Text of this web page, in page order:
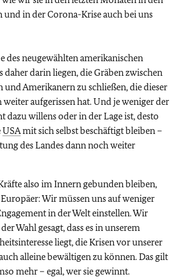
und in der Corona-Krise auch bei uns
des neugewählten amerikanischen
daher darin liegen, die Gräben zwischen
Amerikanern zu schließen, die dieser
aufgerissen hat. Und je weniger der
dazu willens oder in der Lage ist, desto
USAmit sich selbst beschäftigt bleiben –
des Landes dann noch weiter
also im Innern gebunden bleiben,
Wir müssen uns auf weniger
in der Welt einstellen. Wir
Wahl gesagt, dass es in unserem
liegt, die Krisen vor unserer
alleine bewältigen zu können. Das gilt
mehr – egal, wer sie gewinnt.